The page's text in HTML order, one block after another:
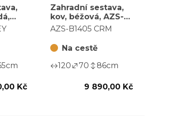
cm
Kč
Zahradní sestava,
kov, béžová, AZS-
B1405 CRM
AZS-B1405 CRM
Na cestě
120
70 86cm
9 890,00 Kč